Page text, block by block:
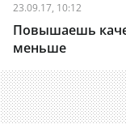
23.09.17, 10:12
Повышаешь
меньше